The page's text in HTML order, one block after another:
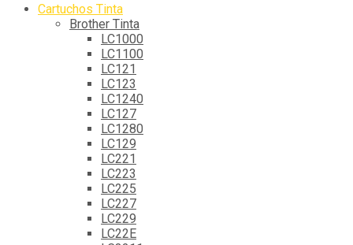
Cartuchos Tinta
Brother Tinta
LC1000
LC1100
LC121
LC123
LC1240
LC127
LC1280
LC129
LC221
LC223
LC225
LC227
LC229
LC22E